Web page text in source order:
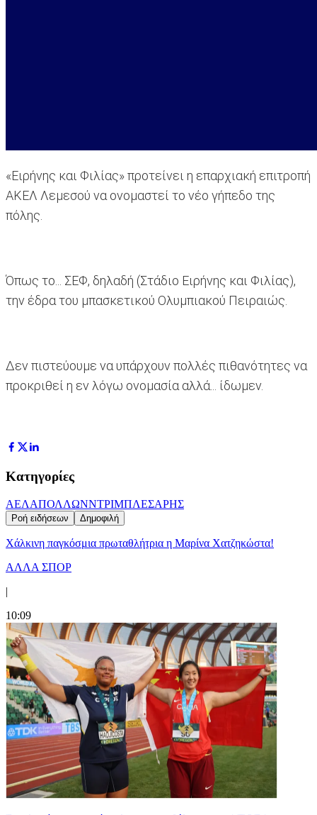
«Ειρήνης και Φιλίας» προτείνει η επαρχιακή επιτροπή
ΑΚΕΛ Λεμεσού να ονομαστεί το νέο γήπεδο της
πόλης.
Όπως το... ΣΕΦ, δηλαδή (Στάδιο Ειρήνης και Φιλίας),
την έδρα του μπασκετικού Ολυμπιακού Πειραιώς.
Δεν πιστεύουμε να υπάρχουν πολλές πιθανότητες να
προκριθεί η εν λόγω ονομασία αλλά... ίδωμεν.
Κατηγορίες
ΑΕΛΑΠΟΛΛΩΝΝΤΡΙΜΠΛΕΣΑΡΗΣ
Ροή ειδήσεων Δημοφιλή
Χάλκινη παγκόσμια πρωταθλήτρια η Μαρίνα Χατζηκώστα!
ΑΛΛΑ ΣΠΟΡ
|
10:09